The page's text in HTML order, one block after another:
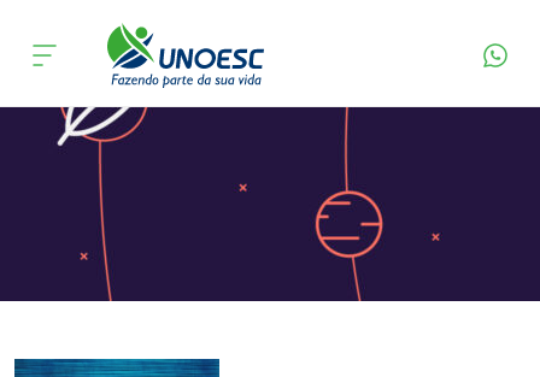
Cursos
Onde estamos
Atendimento ao Estudante